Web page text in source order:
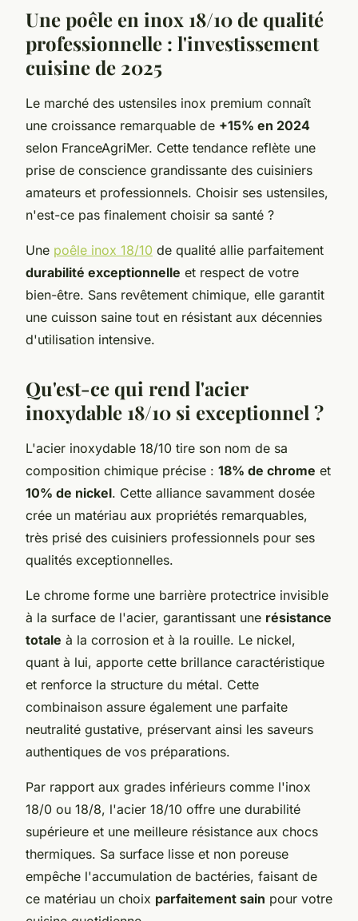
Une poêle en inox 18/10 de qualité
professionnelle : l'investissement
cuisine de 2025
Le marché des ustensiles inox premium connaît
une croissance remarquable de +15% en 2024
selon FranceAgriMer. Cette tendance reflète une
prise de conscience grandissante des cuisiniers
amateurs et professionnels. Choisir ses ustensiles,
n'est-ce pas finalement choisir sa santé ?
Une poêle inox 18/10 de qualité allie parfaitement
durabilité exceptionnelle et respect de votre
bien-être. Sans revêtement chimique, elle garantit
une cuisson saine tout en résistant aux décennies
d'utilisation intensive.
Qu'est-ce qui rend l'acier
inoxydable 18/10 si exceptionnel ?
L'acier inoxydable 18/10 tire son nom de sa
composition chimique précise : 18% de chrome et
10% de nickel. Cette alliance savamment dosée
crée un matériau aux propriétés remarquables,
très prisé des cuisiniers professionnels pour ses
qualités exceptionnelles.
Le chrome forme une barrière protectrice invisible
à la surface de l'acier, garantissant une résistance
totale à la corrosion et à la rouille. Le nickel,
quant à lui, apporte cette brillance caractéristique
et renforce la structure du métal. Cette
combinaison assure également une parfaite
neutralité gustative, préservant ainsi les saveurs
authentiques de vos préparations.
Par rapport aux grades inférieurs comme l'inox
18/0 ou 18/8, l'acier 18/10 offre une durabilité
supérieure et une meilleure résistance aux chocs
thermiques. Sa surface lisse et non poreuse
empêche l'accumulation de bactéries, faisant de
ce matériau un choix parfaitement sain pour votre